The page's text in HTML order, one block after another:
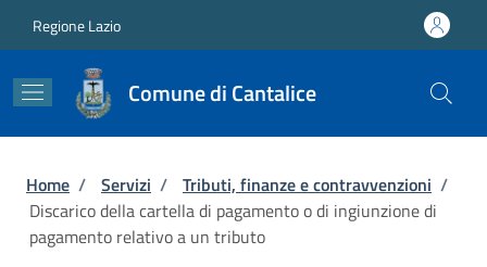
Regione Lazio
Comune di Cantalice
Briciole di pane
Home / Servizi / Tributi, finanze e contravvenzioni /
Discarico della cartella di pagamento o di ingiunzione di
pagamento relativo a un tributo